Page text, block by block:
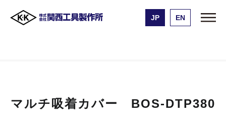
JP EN
マルチ吸着カバー BOS-DTP380